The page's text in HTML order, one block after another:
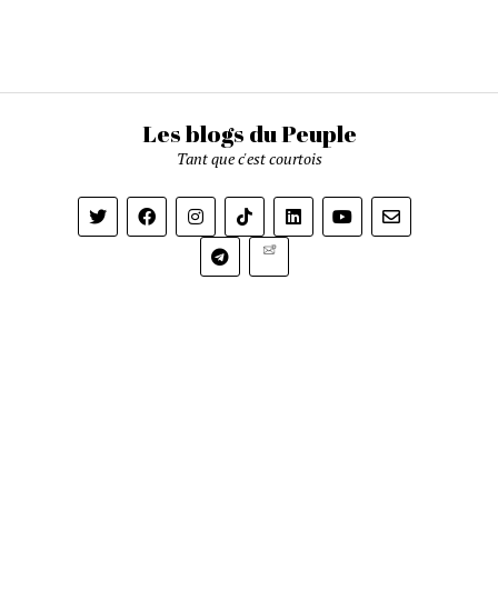
Les blogs du Peuple
Tant que c'est courtois